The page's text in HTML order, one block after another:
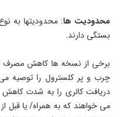
محدودیت­ ها: محدودیت­ها به
بستگی دارند.
برخی از نسخه ­ها کاهش مصرف
چرب و پر کلسترول را توصیه
دریافت کالری را به شدت کاهش
می خواهند که به همراه/ یا قبل